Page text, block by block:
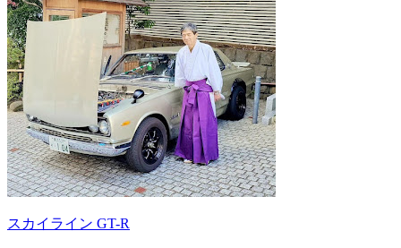
スカイライン GT-R